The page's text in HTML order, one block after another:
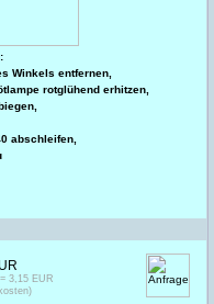
Winkels entfernen,
rotglühend erhitzen,
abschleifen,
3,15 EUR